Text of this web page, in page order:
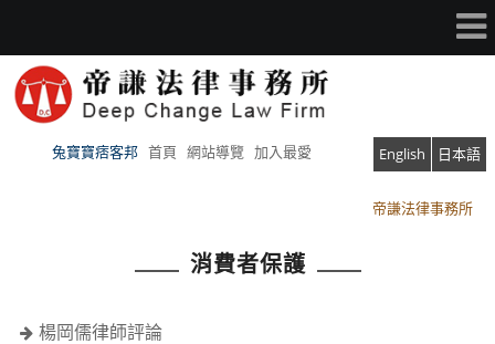
兔寶寶痞客邦 首頁 網站導覽 加入最愛 English 日本語
帝謙法律事務所
消費者保護
楊岡儒律師評論